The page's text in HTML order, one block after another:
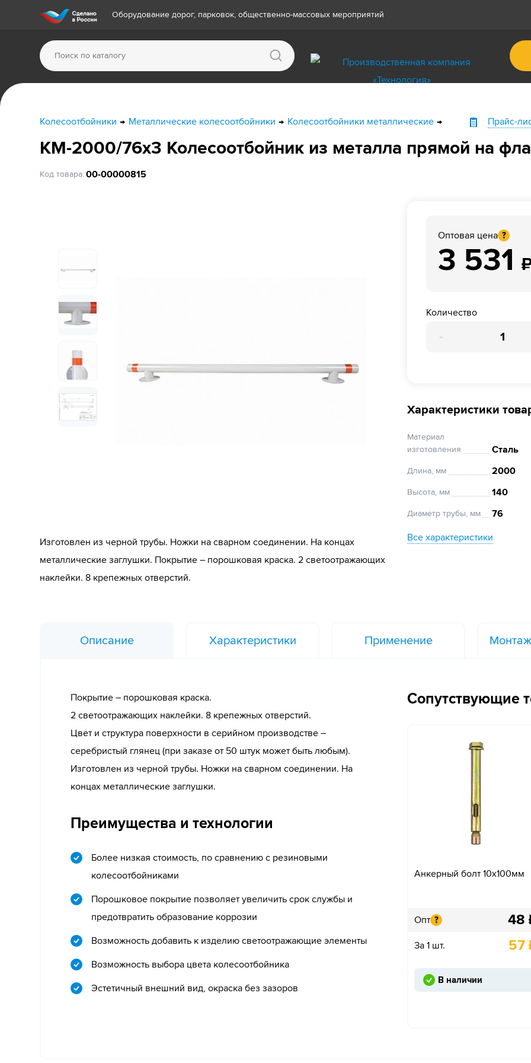
Оборудование дорог, парковок, общественно-массовых мероприятий
Колесоотбойники Металлические колесоотбойники Колесоотбойники металлические Прайс-
КМ-2000/76х3 Колесоотбойник из металла прямой на
Код товара: 00-00000815
Изготовлен из черной трубы. Ножки на сварном соединении. На концах
металлические заглушки. Покрытие – порошковая краска. 2 светоотражающих
наклейки. 8 крепежных отверстий.
Оптовая цена ?
3 531
Количество
-
Характеристики
Материал
изготовления
Сталь
Длина, мм 2000
Высота, мм 140
Диаметр трубы, мм
76
Все характеристики
Описание Характеристики Применение
Покрытие – порошковая краска.
2 светоотражающих наклейки. 8 крепежных отверстий.
Цвет и структура поверхности в серийном производстве –
серебристый глянец (при заказе от 50 штук может быть любым).
Изготовлен из черной трубы. Ножки на сварном соединении. На
концах металлические заглушки.
Преимущества и технологии
Более низкая стоимость, по сравнению с резиновыми
колесоотбойниками
Порошковое покрытие позволяет увеличить срок службы и
предотвратить образование коррозии
Возможность добавить к изделию светоотражающие элементы
Возможность выбора цвета колесоотбойника
Эстетичный внешний вид, окраска без зазоров
Сопутствующие
Анкерный болт 10х100мм
Опт ? 48
За 1 шт. 57
В наличии